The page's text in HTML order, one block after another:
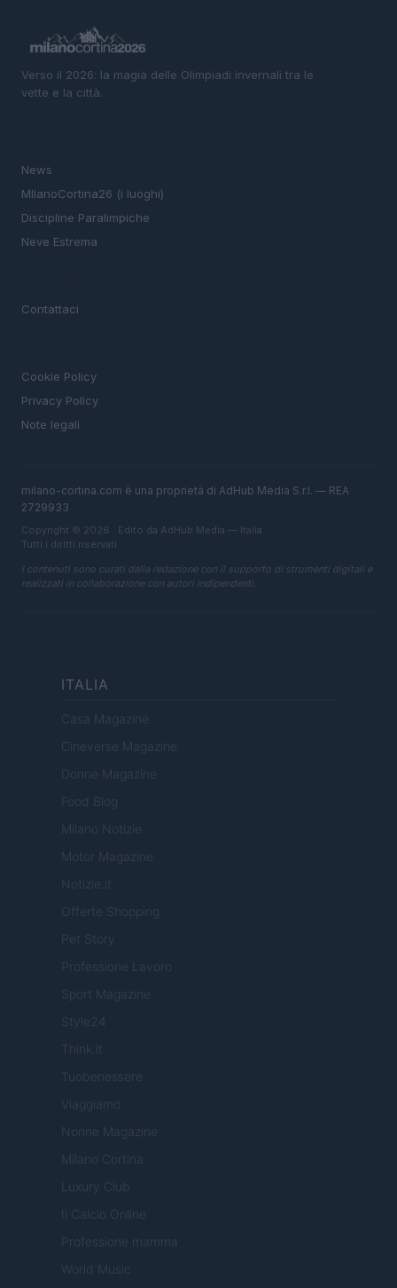
Verso il 2026: la magia delle Olimpiadi invernali tra le
vette e la città.
News
MIlanoCortina26 (i luoghi)
Discipline Paralimpiche
Neve Estrema
Contattaci
Cookie Policy
Privacy Policy
Note legali
milano-cortina.com è una proprietà di AdHub Media S.r.l. — REA
2729933
Copyright © 2026 · Edito da AdHub Media — Italia
Tutti i diritti riservati
I contenuti sono curati dalla redazione con il supporto di strumenti digitali e
realizzati in collaborazione con autori indipendenti.
ITALIA
Casa Magazine
Cineverse Magazine
Donne Magazine
Food Blog
Milano Notizie
Motor Magazine
Notizie.it
Offerte Shopping
Pet Story
Professione Lavoro
Sport Magazine
Style24
Think.it
Tuobenessere
Viaggiamo
Nonne Magazine
Milano Cortina
Luxury Club
Il Calcio Online
Professione mamma
World Music